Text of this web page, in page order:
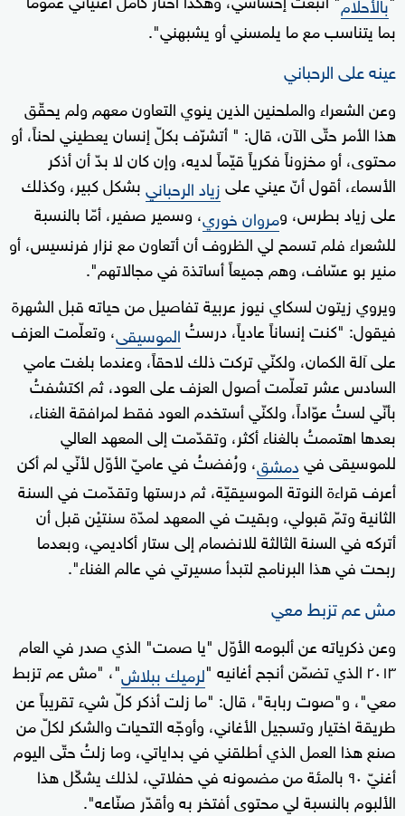
بما يتناسب مع ما يلمسني أو يشبهني".
عينه على الرحباني
وعن الشعراء والملحنين الذين ينوي التعاون معهم ولم يحقّق
هذا الأمر حتّى الآن، قال: " أتشرّف بكلّ إنسان يعطيني لحناً، أو
محتوى، أو مخزوناً فكرياً قيّماً لديه، وإن كان لا بدّ أن أذكر
الأسماء، أقول أنّ عيني علىزياد الرحبانيبشكل كبير، وكذلك
على زياد بطرس، ومروان خوري، وسمير صفير، أمّا بالنسبة
للشعراء فلم تسمح لي الظروف أن أتعاون مع نزار فرنسيس، أو
منير بو عسّاف، وهم جميعاً أساتذة في مجالاتهم".
ويروي زيتون لسكاي نيوز عربية تفاصيل من حياته قبل الشهرة
فيقول: "كنت إنساناً عادياً، درستُالموسيقى، وتعلّمت العزف
على آلة الكمان، ولكنّي تركت ذلك لاحقاً، وعندما بلغت عامي
السادس عشر تعلّمت أصول العزف على العود، ثم اكتشفتُ
بأنّي لستُ عوّاداً، ولكنّي أستخدم العود فقط لمرافقة الغناء،
بعدها اهتممتُ بالغناء أكثر، وتقدّمت إلى المعهد العالي
للموسيقى فيدمشق، ورُفضتُ في عاميّ الأوّل لأنّي لم أكن
أعرف قراءة النوتة الموسيقيّة، ثم درستها وتقدّمت في السنة
الثانية وتمّ قبولي، وبقيت في المعهد لمدّة سنتيْن قبل أن
أتركه في السنة الثالثة للانضمام إلى ستار أكاديمي، وبعدما
ربحت في هذا البرنامج لتبدأ مسيرتي في عالم الغناء".
مش عم تزبط معي
وعن ذكرياته عن ألبومه الأوّل "يا صمت" الذي صدر في العام
٢٠١٣ الذي تضمّن أنجح أغانيه "
لرميك ببلاش"، "مش عم تزبط
معي"، و"صوت ربابة"، قال: "ما زلت أذكر كلّ شيء تقريباً عن
طريقة اختيار وتسجيل الأغاني، وأوجّه التحيات والشكر لكلّ من
صنع هذا العمل الذي أطلقني في بداياتي، وما زلتُ حتّى اليوم
أغنيّ ٩٠ بالمئة من مضمونه في حفلاتي، لذلك يشكّل هذا
الألبوم بالنسبة لي محتوى أفتخر به وأقدّر صنّاعه".